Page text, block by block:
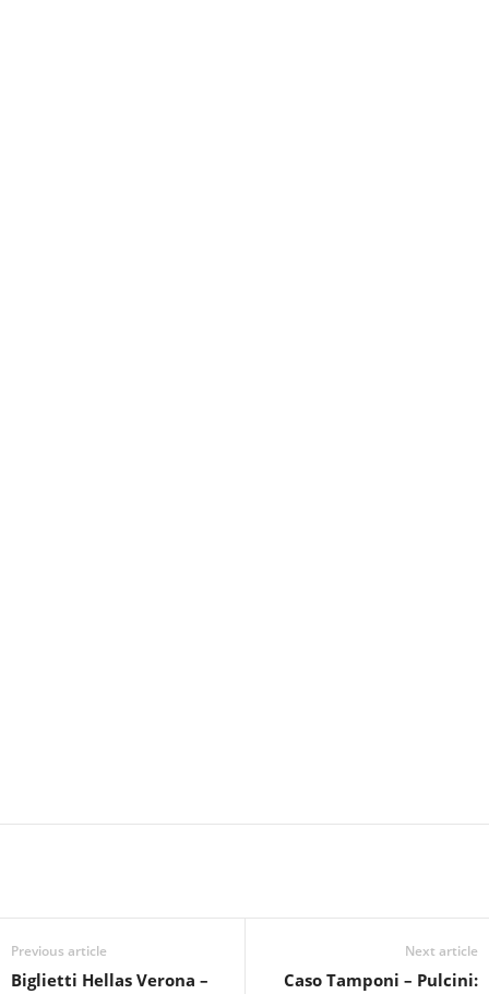
Previous article
Biglietti Hellas Verona –
Next article
Caso Tamponi – Pulcini: